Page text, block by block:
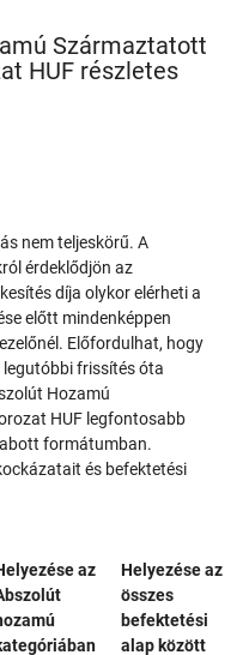
Származtatott
HUF részletes
nem teljeskörű. A
érdeklődjön az
díja olykor elérheti a
előtt mindenképpen
Előfordulhat, hogy
frissítés óta
Hozamú
HUF legfontosabb
formátumban.
és befektetési
az
Helyezése az
összes
befektetési
alap között